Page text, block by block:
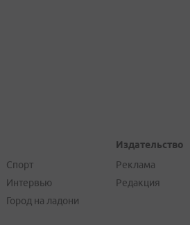
Спорт
Интервью
Город на ладони
Издательство
Реклама
Редакция